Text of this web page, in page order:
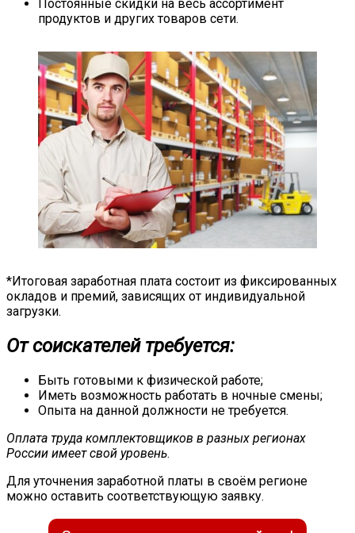
Постоянные скидки на весь ассортимент
продуктов и других товаров сети.
*Итоговая заработная плата состоит из фиксированных
окладов и премий, зависящих от индивидуальной
загрузки.
От соискателей требуется:
Быть готовыми к физической работе;
Иметь возможность работать в ночные смены;
Опыта на данной должности не требуется.
Оплата труда комплектовщиков в разных регионах
России имеет свой уровень.
Для уточнения заработной платы в своём регионе
можно оставить соответствующую заявку.